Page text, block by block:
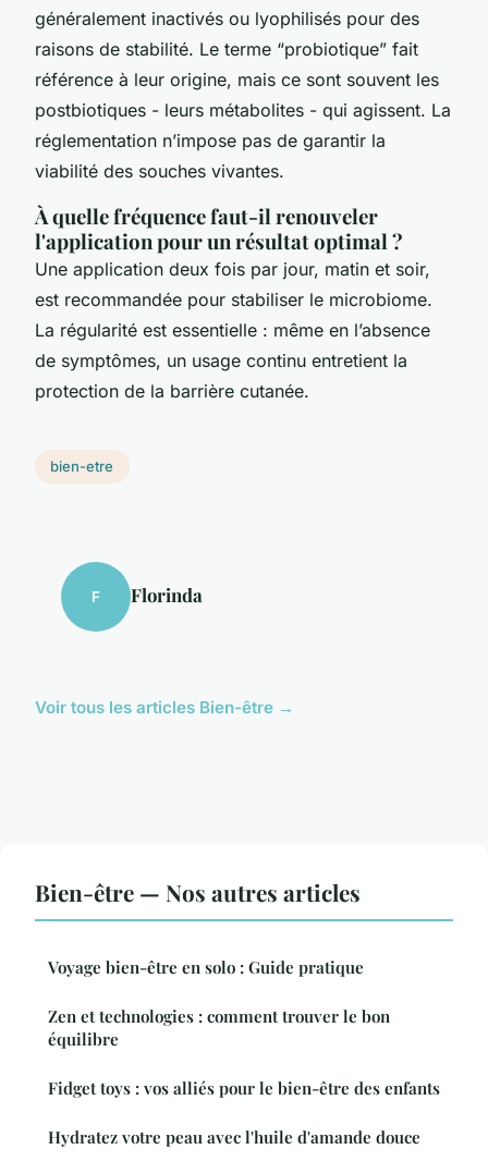
généralement inactivés ou lyophilisés pour des
raisons de stabilité. Le terme “probiotique” fait
référence à leur origine, mais ce sont souvent les
postbiotiques - leurs métabolites - qui agissent. La
réglementation n’impose pas de garantir la
viabilité des souches vivantes.
À quelle fréquence faut-il renouveler
l'application pour un résultat optimal ?
Une application deux fois par jour, matin et soir,
est recommandée pour stabiliser le microbiome.
La régularité est essentielle : même en l’absence
de symptômes, un usage continu entretient la
protection de la barrière cutanée.
bien-etre
F Florinda
Voir tous les articles Bien-être →
Bien-être — Nos autres articles
Voyage bien-être en solo : Guide pratique
Zen et technologies : comment trouver le bon
équilibre
Fidget toys : vos alliés pour le bien-être des enfants
Hydratez votre peau avec l'huile d'amande douce